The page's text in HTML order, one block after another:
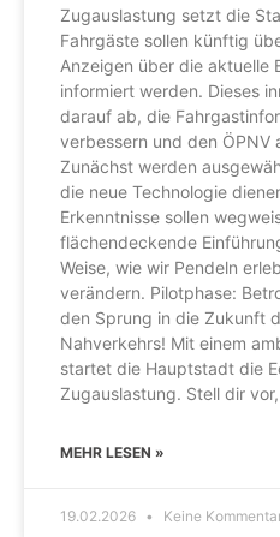
Zugauslastung setzt die
Fahrgäste sollen künftig
Anzeigen über die aktuelle
informiert werden. Dieses
darauf ab, die
verbessern und den
Zunächst werden
die neue Technologie
Erkenntnisse sollen
flächendeckende
Weise, wie wir Pendeln
verändern. Pilotphase:
den Sprung in die Zukunft
Nahverkehrs! Mit einem
startet die Hauptstadt die
Zugauslastung. Stell dir
MEHR LESEN »
19.02.2026 Keine